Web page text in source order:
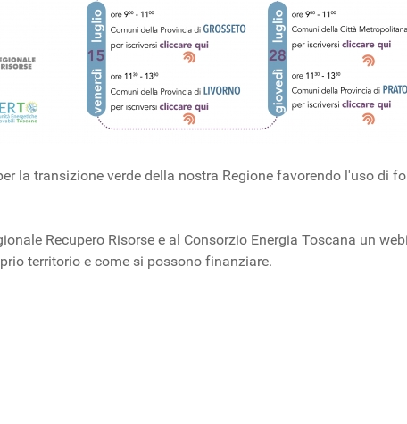
la transizione verde della nostra Regione favorendo l'uso di
Recupero Risorse e al Consorzio Energia Toscana un
territorio e come si possono finanziare.